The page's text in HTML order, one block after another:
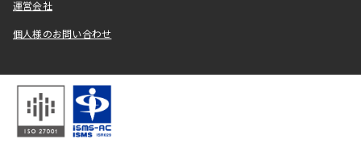
運営会社
個人様のお問い合わせ